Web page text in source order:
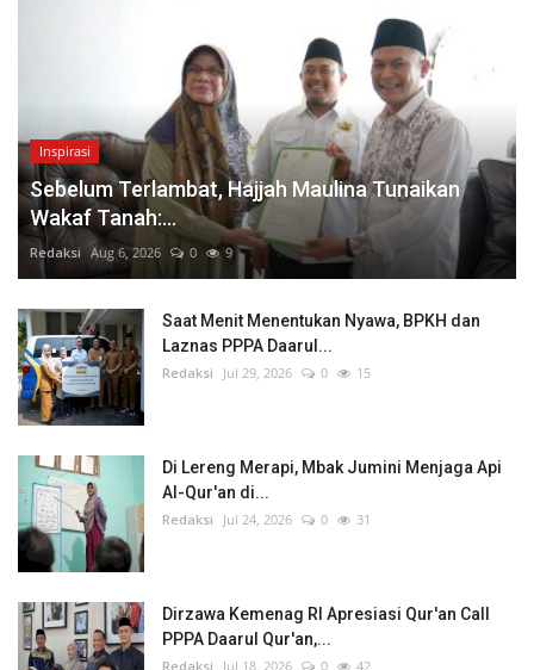
Inspirasi
Sebelum Terlambat, Hajjah Maulina Tunaikan
Wakaf Tanah:...
Redaksi Aug 6, 2026 0 9
Saat Menit Menentukan Nyawa, BPKH dan
Laznas PPPA Daarul...
Redaksi Jul 29, 2026 0 15
Di Lereng Merapi, Mbak Jumini Menjaga Api
Al-Qur'an di...
Redaksi Jul 24, 2026 0 31
Dirzawa Kemenag RI Apresiasi Qur'an Call
PPPA Daarul Qur'an,...
Redaksi Jul 18, 2026 0 42